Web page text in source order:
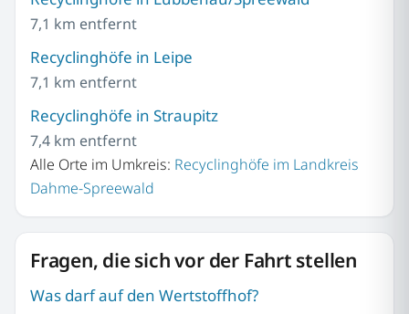
7,1 km entfernt
Recyclinghöfe in Leipe
7,1 km entfernt
Recyclinghöfe in Straupitz
7,4 km entfernt
Alle Orte im Umkreis: Recyclinghöfe im Landkreis
Dahme-Spreewald
Fragen, die sich vor der Fahrt stellen
Was darf auf den Wertstoffhof?